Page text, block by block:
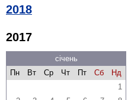
2018
2017
січень
Пн
Вт Ср Чт Пт Сб
Нд
1